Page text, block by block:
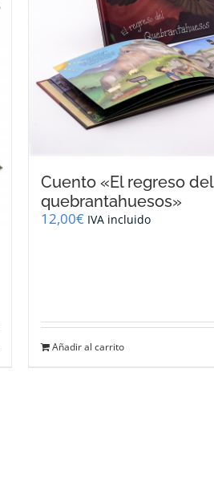
Cuento «El regreso del
quebrantahuesos»
12,00€ IVA incluido
Añadir al carrito